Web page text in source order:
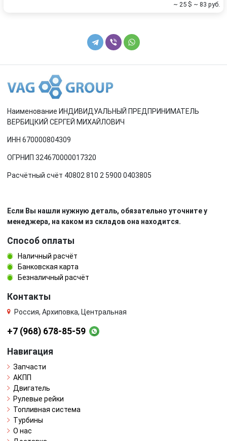
~ 25 $ ~ 83 руб.
Наименование ИНДИВИДУАЛЬНЫЙ ПРЕДПРИНИМАТЕЛЬ
ВЕРБИЦКИЙ СЕРГЕЙ МИХАЙЛОВИЧ
ИНН 670000804309
ОГРНИП 324670000017320
Расчётный счёт 40802 810 2 5900 0403805
Если Вы нашли нужную деталь, обязательно уточните у
менеджера, на каком из складов она находится.
Способ оплаты
Наличный расчёт
Банковская карта
Безналичный расчёт
Контакты
Россия, Архиповка, Центральная
+7 (968) 678-85-59
Навигация
Запчасти
АКПП
Двигатель
Рулевые рейки
Топливная система
Турбины
О нас